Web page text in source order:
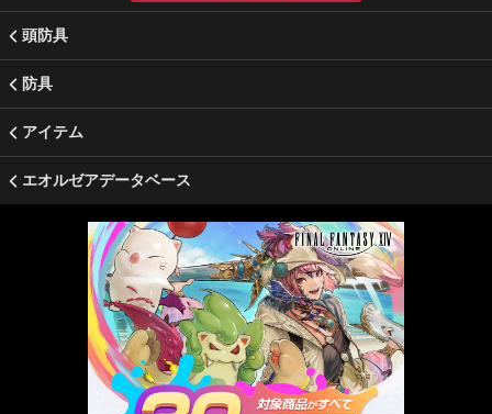
頭防具
防具
アイテム
エオルゼアデータベース